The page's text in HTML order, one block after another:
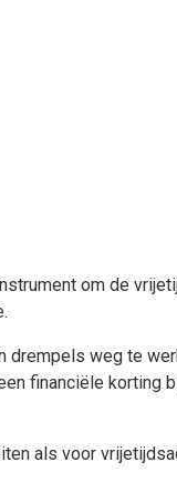
om de
drempels weg te
financiële korting
als voor